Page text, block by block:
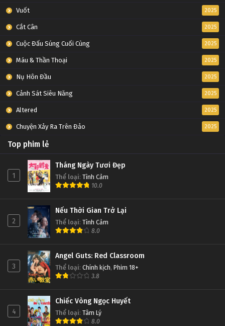
Vuốt 2025
Cắt Cân 2025
Cuộc Đấu Súng Cuối Cùng 2025
Máu & Thần Thoại 2025
Nụ Hôn Đầu 2025
Cảnh Sát Siêu Năng 2025
Altered 2025
Chuyện Xảy Ra Trên Đảo 2025
Top phim lẻ
1
Tháng Ngày Tươi Đẹp
Thể loại: Tình Cảm
10.0
2
Nếu Thời Gian Trở Lại
Thể loại: Tình Cảm
8.0
3
Angel Guts: Red Classroom
Thể loại: Chính kịch, Phim 18+
3.8
4
Chiếc Vòng Ngọc Huyết
Thể loại: Tâm Lý
8.0